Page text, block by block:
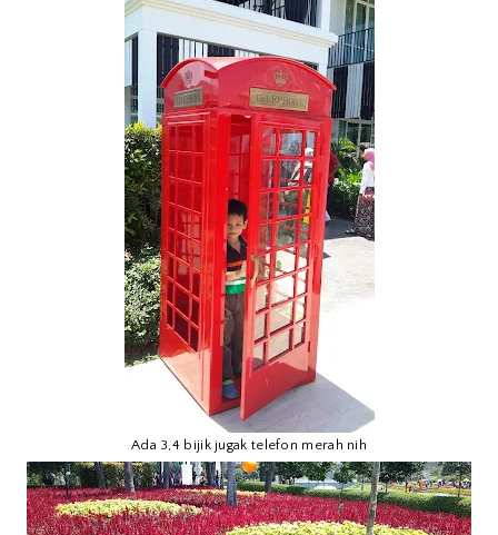
Ada 3,4 bijik jugak telefon merah nih